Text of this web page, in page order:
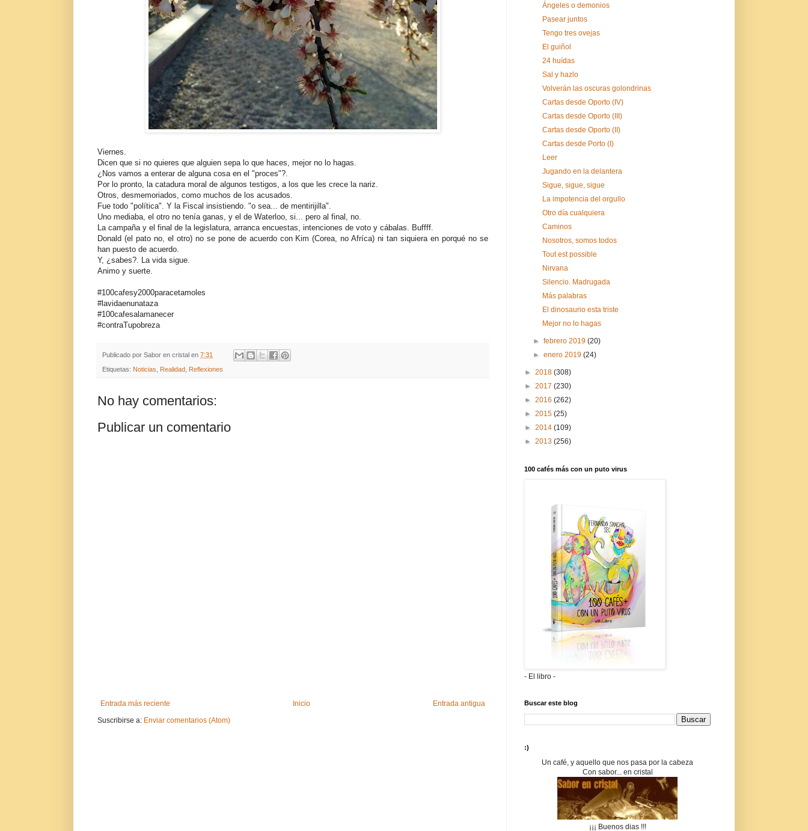
Viernes.
Dicen que si no quieres que alguien sepa lo que haces, mejor no lo hagas.
¿Nos vamos a enterar de alguna cosa en el "proces"?.
Por lo pronto, la catadura moral de algunos testigos, a los que les crece la nariz.
Otros, desmemoriados, como muchos de los acusados.
Fue todo "política". Y la Fiscal insistiendo. "o sea... de mentirijilla".
Uno mediaba, el otro no tenía ganas, y el de Waterloo, si... pero al final, no.
La campaña y el final de la legislatura, arranca encuestas, intenciones de voto y cábalas. Buffff.
Donald (el pato no, el otro) no se pone de acuerdo con Kim (Corea, no Afríca) ni tan siquiera en porqué no se
han puesto de acuerdo.
Y, ¿sabes?. La vida sigue.
Animo y suerte.
#100cafesy2000paracetamoles
#lavidaenunataza
#100cafesalamanecer
#contraTupobreza
Publicado por Sabor en cristal en 7:31
Etiquetas: Noticias Realidad Reflexiones
No hay comentarios:
Publicar un comentario
Entrada más reciente Entrada antigua
Inicio
Suscribirse a: Enviar comentarios (Atom)
Ángeles o demonios
Pasear juntos
Tengo tres ovejas
El guiñol
24 huídas
Sal y hazlo
Volverán las oscuras golondrinas
Cartas desde Oporto (IV)
Cartas desde Oporto (III)
Cartas desde Oporto (II)
Cartas desde Porto (I)
Leer
Jugando en la delantera
Sigue, sigue, sigue
La impotencia del orgullo
Otro día cualquiera
Caminos
Nosotros, somos todos
Tout est possible
Nirvana
Silencio. Madrugada
Más palabras
El dinosaurio esta triste
Mejor no lo hagas
►febrero 2019(20)
►enero 2019(24)
► 2018 (308)
► 2017 (230)
► 2016 (262)
► 2015 (25)
► 2014 (109)
► 2013 (256)
100 cafés más con un puto virus
- El libro -
Buscar este blog
:)
Un café, y aquello que nos pasa por la cabeza
Con sabor... en cristal
¡¡¡ Buenos dias !!!